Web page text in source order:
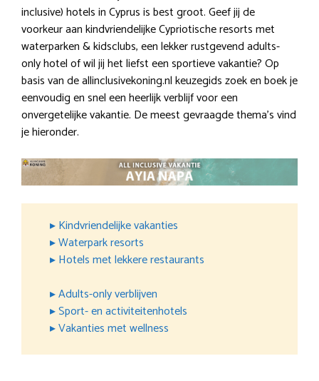
inclusive) hotels in Cyprus is best groot. Geef jij de
voorkeur aan kindvriendelijke Cypriotische resorts met
waterparken & kidsclubs, een lekker rustgevend adults-
only hotel of wil jij het liefst een sportieve vakantie? Op
basis van de allinclusivekoning.nl keuzegids zoek en boek je
eenvoudig en snel een heerlijk verblijf voor een
onvergetelijke vakantie. De meest gevraagde thema’s vind
je hieronder.
▸ Kindvriendelijke vakanties
▸ Waterpark resorts
▸ Hotels met lekkere restaurants
▸ Adults-only verblijven
▸ Sport- en activiteitenhotels
▸ Vakanties met wellness